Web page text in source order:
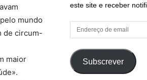
mundo
de circum-
maior
este site e receber
Endereço
de
Subscrever